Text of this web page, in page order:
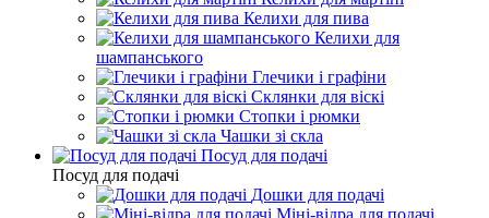
Келихи для пива
Келихи для
шампанського
Глечики і графіни
Склянки для віскі
Стопки і рюмки
Чашки зі скла
Посуд для подачі
Посуд для подачі
Дошки для подачі
Міні-відра для подачі